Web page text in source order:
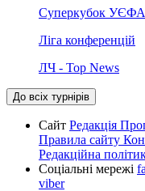
Суперкубок УЄФА
Ліга конференцій
ЛЧ - Top News
До всіх турнірів
Сайт Редакція
Правила сайту
Редакційна
Соціальні мережі
viber